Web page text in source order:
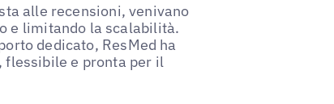
alle recensioni, venivano
e limitando la scalabilità.
dedicato, ResMed ha
flessibile e pronta per il